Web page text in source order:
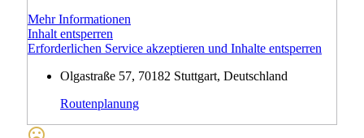
Mehr Informationen
Inhalt entsperren
Erforderlichen Service akzeptieren und Inhalte entsperren
Olgastraße 57, 70182 Stuttgart, Deutschland
Routenplanung